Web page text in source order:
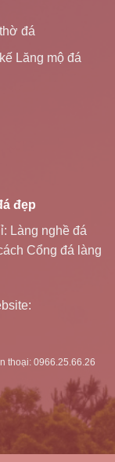
đá
Lăng mộ đá
đẹp
Làng nghề đá
Cổng đá làng
thoại: 0966.25.66.26